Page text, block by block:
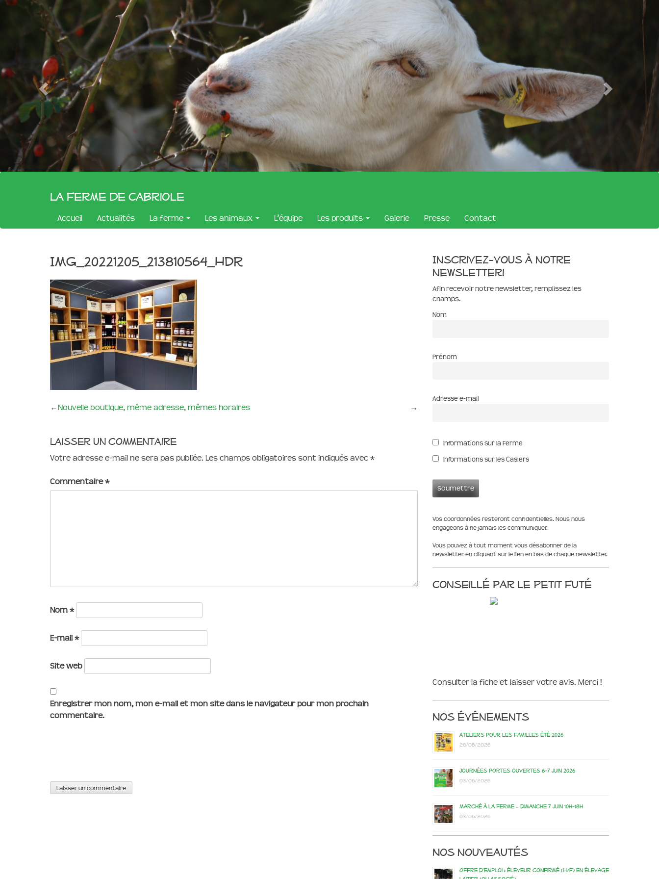
La Ferme de Cabriole
Accueil Actualités La ferme Les animaux L’équipe Les produits Galerie Presse Contact
IMG_20221205_213810564_HDR
←Nouvelle boutique, même adresse, mêmes horaires →
Laisser un commentaire
Votre adresse e-mail ne sera pas publiée. Les champs obligatoires sont indiqués avec *
Commentaire*
Nom *
E-mail *
Site web
Enregistrer mon nom, mon e-mail et mon site dans le navigateur pour mon prochain
commentaire.
Inscrivez-vous à notre
newsletter!
Afin recevoir notre newsletter, remplissez les
champs.
Nom
Prénom
Adresse e-mail
Informations sur la Ferme
Informations sur les Casiers
Vos coordonnées resteront confidentielles. Nous nous
engageons à ne jamais les communiquer.
Vous pouvez à tout moment vous désabonner de la
newsletter en cliquant sur le lien en bas de chaque newsletter.
Conseillé par le Petit Futé
Consulter la fiche et laisser votre avis. Merci !
Nos événements
Ateliers pour les familles été 2026
28/06/2026
Journées portes ouvertes 6-7 juin 2026
03/06/2026
Marché à la ferme – dimanche 7 juin 10h-18h
03/06/2026
Nos nouveautés
Offre d’emploi : éleveur confirmé (H/F) en élevage